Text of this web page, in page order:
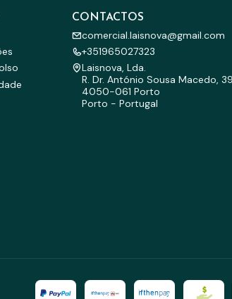
CONTACTOS
comercial.laisnova@gmail.com
+351965027323
Laisnova, Lda.
R. Dr. António Sousa Macedo,
4050-061 Porto
Porto - Portugal